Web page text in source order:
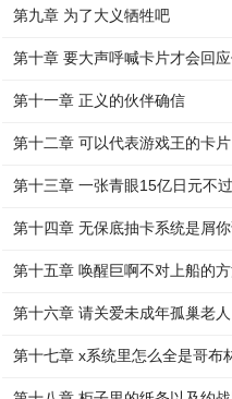
第九章 为了大义牺牲吧
第十章 要大声呼喊卡片才会回
第十一章 正义的伙伴确信
第十二章 可以代表游戏王的卡片
第十三章 一张青眼15亿日元不
第十四章 无保底抽卡系统是屑
第十五章 唤醒巨啊不对上船的
第十六章 请关爱未成年孤巢老人
第十七章 x系统里怎么全是哥布